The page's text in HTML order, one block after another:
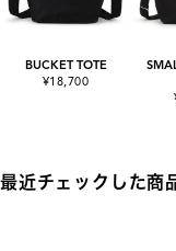
BUCKET TOTE
¥18,700
最近チェックした商